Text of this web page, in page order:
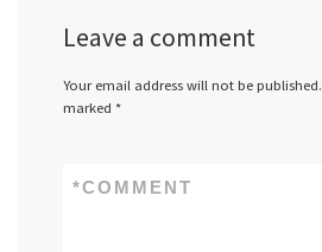
Leave a comment
Your email address will not be published.
marked *
COMMENT
*